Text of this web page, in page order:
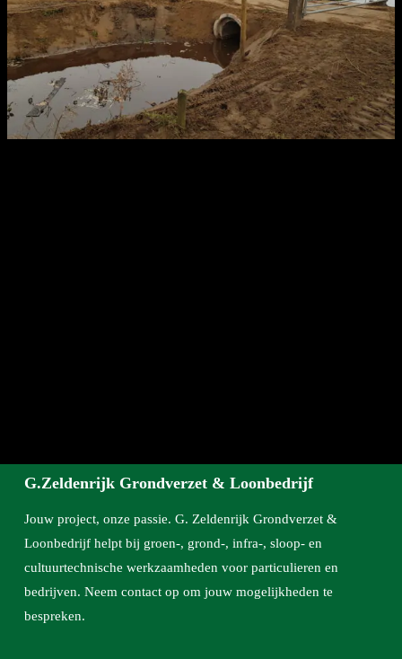
G.Zeldenrijk Grondverzet & Loonbedrijf
Jouw project, onze passie. G. Zeldenrijk Grondverzet &
Loonbedrijf helpt bij groen-, grond-, infra-, sloop- en
cultuurtechnische werkzaamheden voor particulieren en
bedrijven. Neem contact op om jouw mogelijkheden te
bespreken.